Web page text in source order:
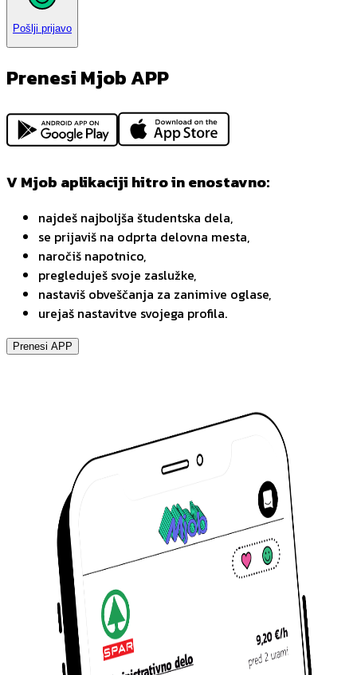
Pošlji prijavo
Prenesi Mjob APP
V Mjob aplikaciji hitro in enostavno:
najdeš najboljša študentska dela,
se prijaviš na odprta delovna mesta,
naročiš napotnico,
pregleduješ svoje zaslužke,
nastaviš obveščanja za zanimive oglase,
urejaš nastavitve svojega profila.
Prenesi APP